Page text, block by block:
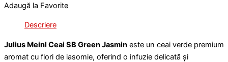
Adaugă la Favorite
Descriere
Julius Meinl Ceai SB Green Jasmin este un ceai verde premium
aromat cu flori de iasomie, oferind o infuzie delicată și